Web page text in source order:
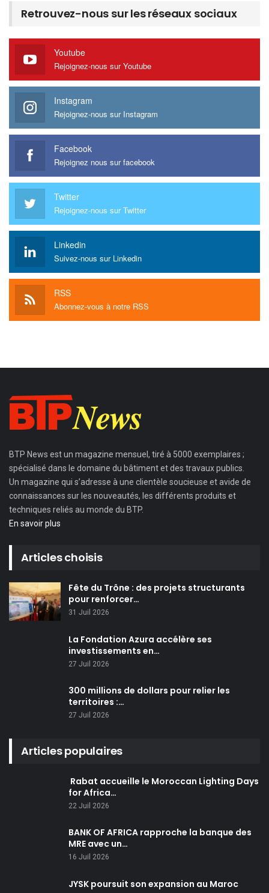
Retrouvez-nous sur les réseaux sociaux
Youtube
Rejoignez-nous sur Youtube
Instagram
Rejoignez-nous sur Instagram
Facebook
Rejoignez nous sur facebook
Twitter
Rejoignez-nous sur Twitter
Linkedin
Suivez-nous sur Linkedin
RSS
Abonnez-vous à notre RSS
BTP News est un magazine mensuel, tiré à 5000 exemplaires ;
spécialisé dans le domaine du bâtiment et des travaux publics.
Un magazine qui s’adresse à une clientèle soucieuse et avide de
connaissances sur les nouveautés, les différents produits et
techniques reliés au monde du BTP.
En savoir plus
Articles choisis
Fête du Trône : des projets structurants
pour renforcer…
31 Juil 2026
La Fondation Azura accélère ses
investissements en…
27 Juil 2026
300 millions de dollars pour relier les
territoires :…
27 Juil 2026
Articles populaires
Rabat accueille le Moroccan Lighting Days
for Africa…
22 Juil 2026
BANK OF AFRICA rapproche la banque des
MRE avec un…
16 Juil 2026
JYSK poursuit son expansion au Maroc